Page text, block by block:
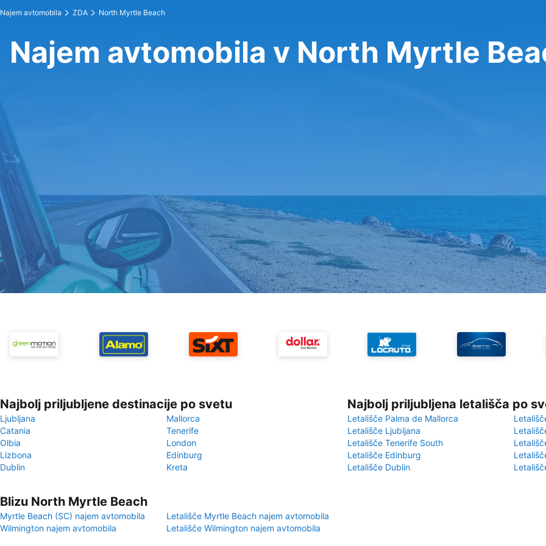
Najem avtomobila ZDA North Myrtle Beach
Najem avtomobila v North Myrtle
Najbolj priljubljene destinacije po svetu
Ljubljana
Mallorca
Catania
Tenerife
Olbia
London
Lizbona
Edinburg
Dublin
Kreta
Najbolj priljubljena letališča po
Letališče Palma de Mallorca
Letališče Ljubljana
Letališče Tenerife South
Letališče Edinburg
Letališče Dublin
Blizu North Myrtle Beach
Myrtle Beach (SC) najem avtomobila
Letališče Myrtle Beach najem avtomobila
Wilmington najem avtomobila
Letališče Wilmington najem avtomobila